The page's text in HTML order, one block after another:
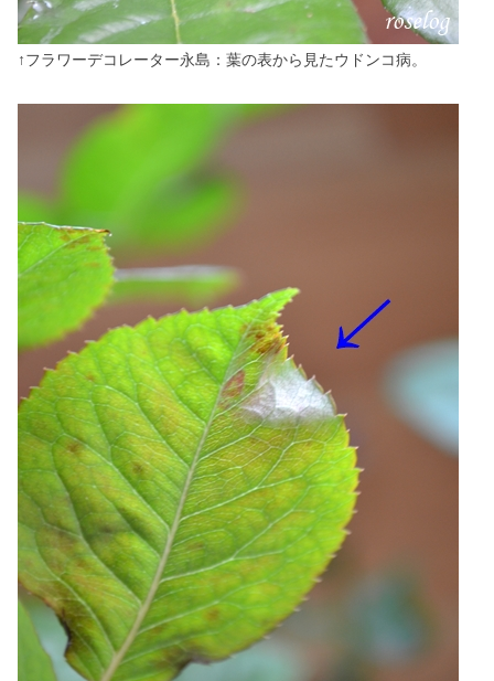
↑フラワーデコレーター永島：葉の表から見たウドンコ病。